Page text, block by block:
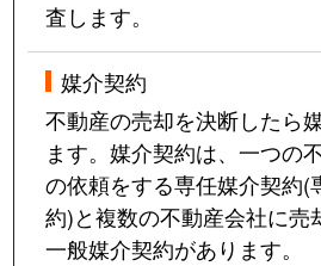
査します。
媒介契約
不動産の売却を決断したら
ます。媒介契約は、一つの
の依頼をする専任媒介契約(
約)と複数の不動産会社に売
一般媒介契約があります。